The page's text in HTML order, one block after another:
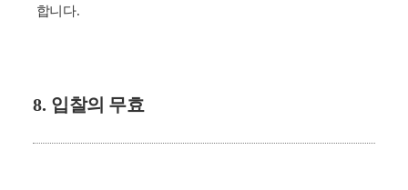
합니다.
8. 입찰의 무효